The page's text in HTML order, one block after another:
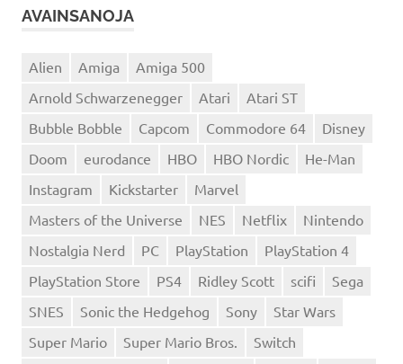
AVAINSANOJA
Alien Amiga
Amiga 500
Arnold Schwarzenegger
Atari
Atari ST
Bubble Bobble
Capcom Commodore 64
Disney
Doom
eurodance HBO HBO Nordic
He-Man
Instagram
Kickstarter
Marvel
Masters of the Universe
NES Netflix
Nintendo
Nostalgia Nerd
PC PlayStation
PlayStation 4
PlayStation Store
PS4 Ridley Scott scifi
Sega
SNES
Sonic the Hedgehog Sony
Star Wars
Super Mario
Super Mario Bros.
Switch